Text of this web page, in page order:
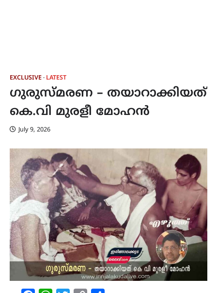
EXCLUSIVE LATEST
ഗുരുസ്മരണ – തയാറാക്കിയത്
കെ.വി മുരളീ മോഹൻ
July 9, 2026